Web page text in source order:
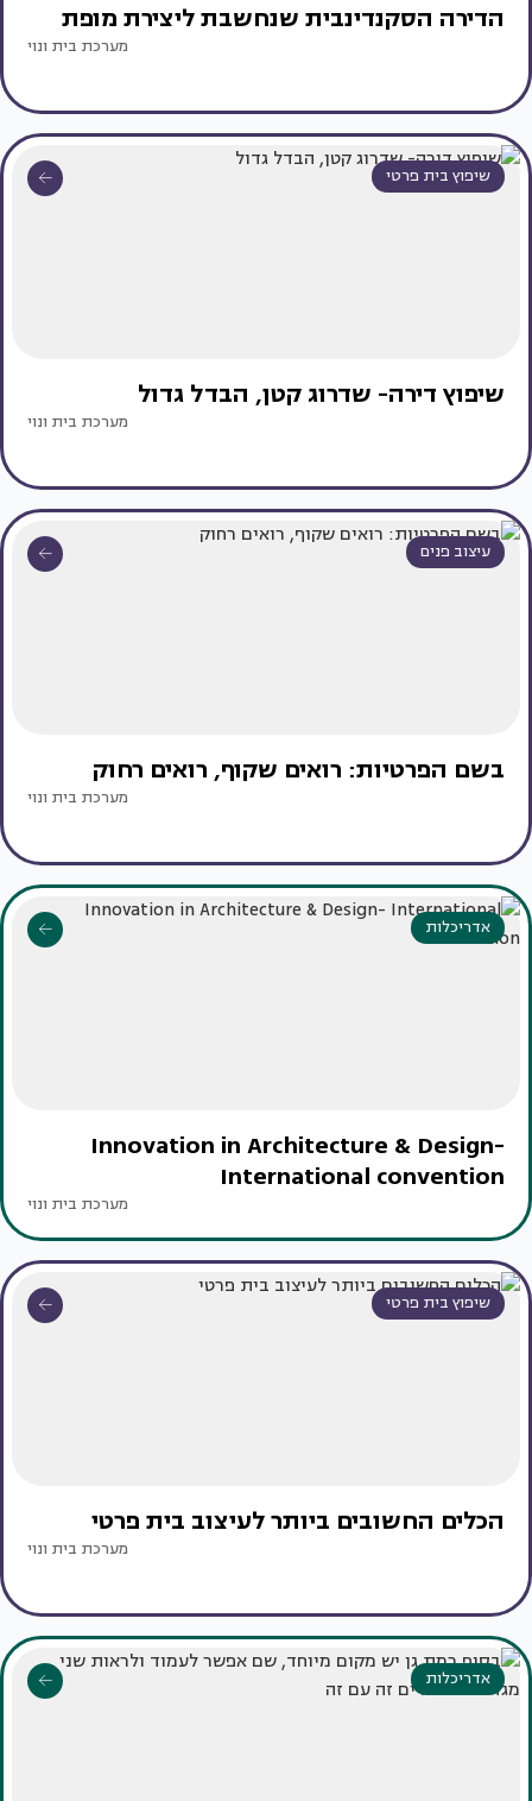
הדירה הסקנדינבית שנחשבת ליצירת מופת
מערכת בית ונוי
שיפוץ בית פרטי
שיפוץ דירה- שדרוג קטן, הבדל גדול
מערכת בית ונוי
עיצוב פנים
בשם הפרטיות: רואים שקוף, רואים רחוק
מערכת בית ונוי
אדריכלות
Innovation in Architecture & Design-
International convention
מערכת בית ונוי
שיפוץ בית פרטי
הכלים החשובים ביותר לעיצוב בית פרטי
מערכת בית ונוי
אדריכלות